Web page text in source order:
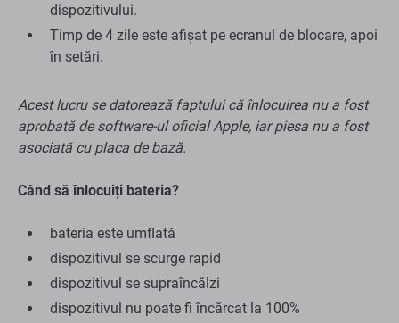
dispozitivului.
Timp de 4 zile este afișat pe ecranul de blocare, apoi
în setări.
Acest lucru se datorează faptului că înlocuirea nu a fost
aprobată de software-ul oficial Apple, iar piesa nu a fost
asociată cu placa de bază.
Când să înlocuiți bateria?
bateria este umflată
dispozitivul se scurge rapid
dispozitivul se supraîncălzi
dispozitivul nu poate fi încărcat la 100%